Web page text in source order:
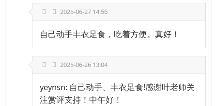
2025-06-27 14:56
自己动手丰衣足食，吃着方便。真好！
2025-06-26 13:04
yeynsn: 自己动手、丰衣足食!感谢叶老师关
注赏评支持！中午好！